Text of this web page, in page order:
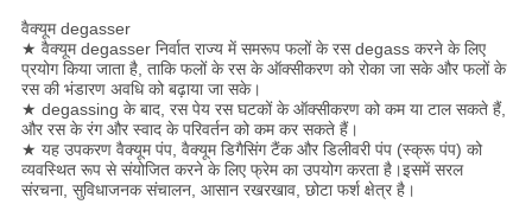
वैक्यूम degasser
★ वैक्यूम degasser निर्वात राज्य में समरूप फलों के रस degass करने के लिए
प्रयोग किया जाता है, ताकि फलों के रस के ऑक्सीकरण को रोका जा सके और फलों के
रस की भंडारण अवधि को बढ़ाया जा सके।
★ degassing के बाद, रस पेय रस घटकों के ऑक्सीकरण को कम या टाल सकते हैं,
और रस के रंग और स्वाद के परिवर्तन को कम कर सकते हैं।
★ यह उपकरण वैक्यूम पंप, वैक्यूम डिगैसिंग टैंक और डिलीवरी पंप (स्क्रू पंप) को
व्यवस्थित रूप से संयोजित करने के लिए फ्रेम का उपयोग करता है।इसमें सरल
संरचना, सुविधाजनक संचालन, आसान रखरखाव, छोटा फर्श क्षेत्र है।